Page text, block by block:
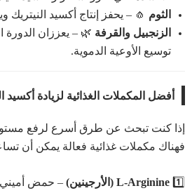
الثوم 🧄 – يحفز إنتاج أكسيد
الزنجبيل والقرفة 🌿 – يعززان الدورة
توسيع الأوعية الدموية.
أفضل المكملات الغذائية لزيادة أكسيد
إذا كنت تبحث عن طرق أسرع لرفع
فهناك مكملات غذائية فعالة يمكن أن
1️⃣ L-Arginine (الأرجينين)
– حمض أميني